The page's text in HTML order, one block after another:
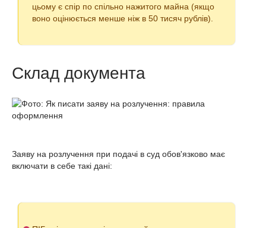
цьому є спір по спільно нажитого майна (якщо
воно оцінюється менше ніж в 50 тисяч рублів).
Склад документа
Заяву на розлучення при подачі в суд обов'язково має
включати в себе такі дані: